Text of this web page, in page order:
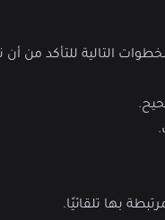
التالية للتأكد من
بها تلقائيًا.